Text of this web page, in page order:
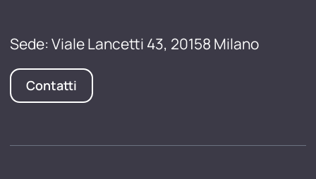
Sede: Viale Lancetti 43, 20158 Milano
Contatti